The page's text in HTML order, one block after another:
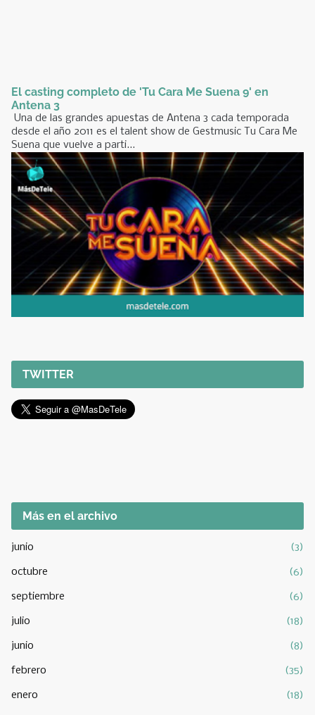
El casting completo de 'Tu Cara Me Suena 9' en
Antena 3
Una de las grandes apuestas de Antena 3 cada temporada
desde el año 2011 es el talent show de Gestmusic Tu Cara Me
Suena que vuelve a parti...
TWITTER
Más en el archivo
junio (3)
octubre (6)
septiembre (6)
julio (18)
junio (8)
febrero (35)
enero (18)